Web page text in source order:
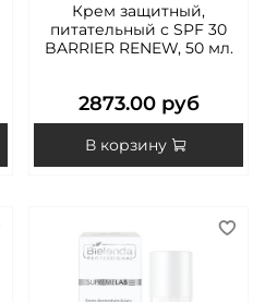
Крем защитный,
питательный с SPF 30
BARRIER RENEW, 50 мл.
2873.00 руб
В корзину